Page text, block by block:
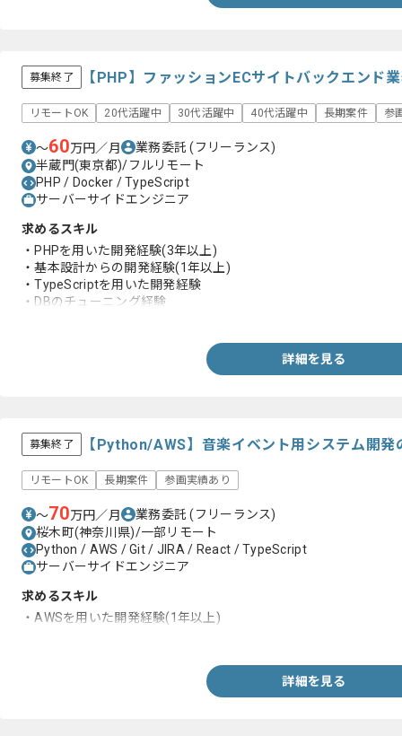
募集終了 【PHP】ファッションECサイトバックエンド
リモートOK 20代活躍中 30代活躍中 40代活躍中 長期案件 参
〜60万円／月 業務委託(フリーランス)
半蔵門(東京都)/フルリモート
PHP / Docker / TypeScript
サーバーサイドエンジニア
求めるスキル
・PHPを用いた開発経験(3年以上)
・基本設計からの開発経験(1年以上)
・TypeScriptを用いた開発経験
・DBのチューニング経験
詳細を見る
募集終了 【Python/AWS】音楽イベント用システム開
リモートOK 長期案件 参画実績あり
〜70万円／月 業務委託(フリーランス)
桜木町(神奈川県)/一部リモート
Python / AWS / Git / JIRA / React / TypeScript
サーバーサイドエンジニア
求めるスキル
・AWSを用いた開発経験(1年以上)
詳細を見る